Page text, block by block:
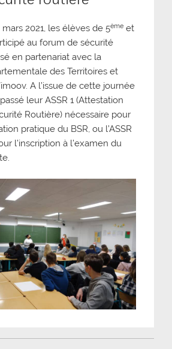
2021, les élèves de 5ème et
au forum de sécurité
en partenariat avec la
des Territoires et
A l’issue de cette journée
leur ASSR 1 (Attestation
Routière) nécessaire pour
pratique du BSR, ou l’ASSR
l’inscription à l’examen du